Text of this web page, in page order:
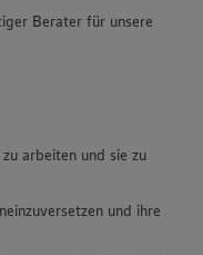
Berater für unsere
arbeiten und sie zu
und ihre